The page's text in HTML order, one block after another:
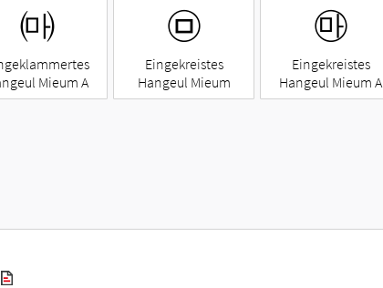
㈒
Mieum A
㉤
Eingekreistes
Hangeul Mieum
㉲
Eingekreistes
Hangeul Mieum A